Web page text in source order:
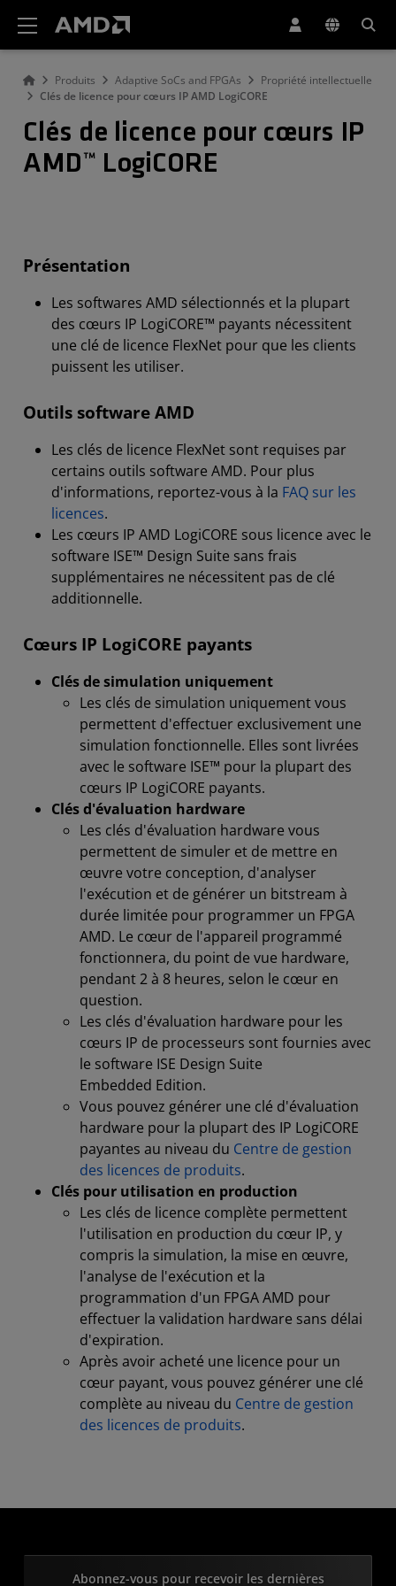
Produits Adaptive SoCs and FPGAs
Propriété intellectuelle
Clés de licence pour cœurs IP AMD LogiCORE
Clés de licence pour cœurs IP
AMD™ LogiCORE
Présentation
Les softwares AMD sélectionnés et la plupart
des cœurs IP LogiCORE™ payants nécessitent
une clé de licence FlexNet pour que les clients
puissent les utiliser.
Outils software AMD
Les clés de licence FlexNet sont requises par
certains outils software AMD. Pour plus
d'informations, reportez-vous à la FAQ sur les
licences.
Les cœurs IP AMD LogiCORE sous licence avec le
software ISE™ Design Suite sans frais
supplémentaires ne nécessitent pas de clé
additionnelle.
Cœurs IP LogiCORE payants
Clés de simulation uniquement
Les clés de simulation uniquement vous
permettent d'effectuer exclusivement une
simulation fonctionnelle. Elles sont livrées
avec le software ISE™ pour la plupart des
cœurs IP LogiCORE payants.
Clés d'évaluation hardware
Les clés d'évaluation hardware vous
permettent de simuler et de mettre en
œuvre votre conception, d'analyser
l'exécution et de générer un bitstream à
durée limitée pour programmer un FPGA
AMD. Le cœur de l'appareil programmé
fonctionnera, du point de vue hardware,
pendant 2 à 8 heures, selon le cœur en
question.
Les clés d'évaluation hardware pour les
cœurs IP de processeurs sont fournies avec
le software ISE Design Suite
Embedded Edition.
Vous pouvez générer une clé d'évaluation
hardware pour la plupart des IP LogiCORE
payantes au niveau du Centre de gestion
des licences de produits.
Clés pour utilisation en production
Les clés de licence complète permettent
l'utilisation en production du cœur IP, y
compris la simulation, la mise en œuvre,
l'analyse de l'exécution et la
programmation d'un FPGA AMD pour
effectuer la validation hardware sans délai
d'expiration.
Après avoir acheté une licence pour un
cœur payant, vous pouvez générer une clé
complète au niveau du Centre de gestion
des licences de produits.
Abonnez-vous pour recevoir les dernières